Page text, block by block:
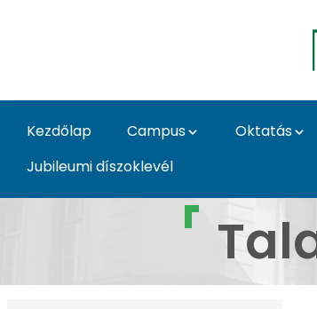
Kezdőlap Campus Oktatás
Jubileumi díszoklevél
Talajvédelmi